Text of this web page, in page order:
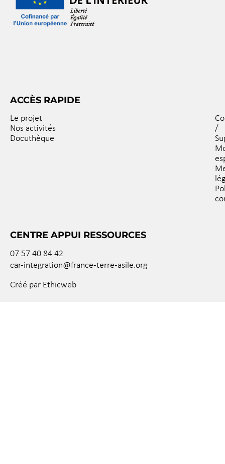
ACCÈS RAPIDE
Le projet
Nos activités
Docuthèque
/
CENTRE APPUI RESSOURCES
07 57 40 84 42
car-integration@france-terre-asile.org
Créé par Ethicweb